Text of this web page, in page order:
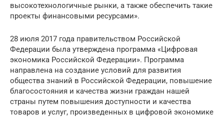
высокотехнологичные рынки, а также обеспечить такие
проекты финансовыми ресурсами».
28 июля 2017 года правительством Российской
Федерации была утверждена программа «Цифровая
экономика Российской Федерации». Программа
направлена на создание условий для развития
общества знаний в Российской Федерации, повышение
благосостояния и качества жизни граждан нашей
страны путем повышения доступности и качества
товаров и услуг, произведенных в цифровой экономике